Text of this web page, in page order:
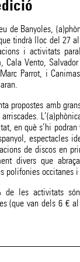
de Banyoles,
tindrà lloc del 27
i activitats
Cala Vento,
Parrot, i
propostes amb
en què s’hi
espectacles
de discos en
divers que
polifonies occitanes
les activitats són
(que van dels 6 €